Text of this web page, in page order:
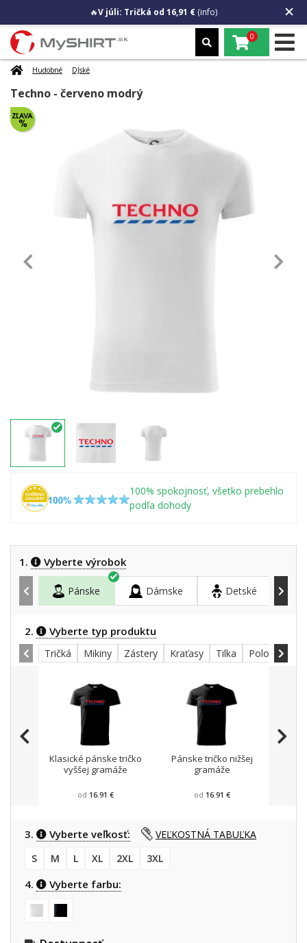
🔥V júli: Tričká od 16,91 € (info)
0
Hudobné DJské
Techno - červeno modrý
100% spokojnosť, všetko prebehlo
podľa dohody
1. Vyberte výrobok
Pánske Dámske Detské
2. Vyberte typ produktu
Tričká Mikiny Zástery Kraťasy Tilka Polokošele
Klasické pánske tričko
vyššej gramáže
od 16.91 €
Pánske tričko nižšej
gramáže
od 16.91 €
3. Vyberte veľkosť:
VEĽKOSTNÁ TABUĽKA
S
M L XL 2XL 3XL
4. Vyberte farbu: